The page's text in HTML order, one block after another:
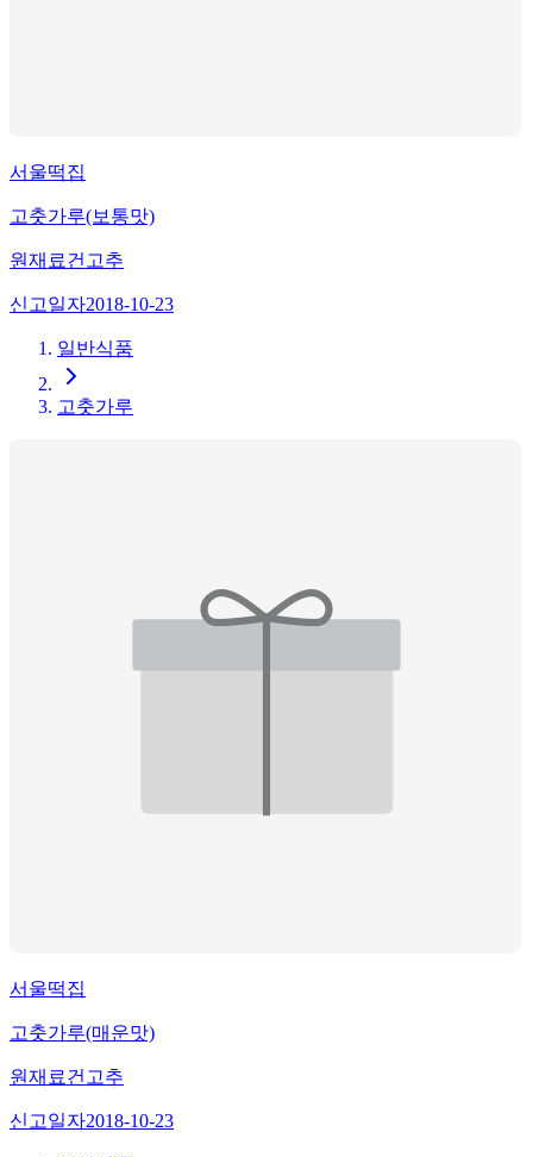
서울떡집
고춧가루(보통맛)
원재료건고추
신고일자2018-10-23
일반식품
고춧가루
서울떡집
고춧가루(매운맛)
원재료건고추
신고일자2018-10-23